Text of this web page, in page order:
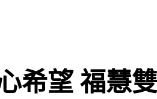
希望 福慧